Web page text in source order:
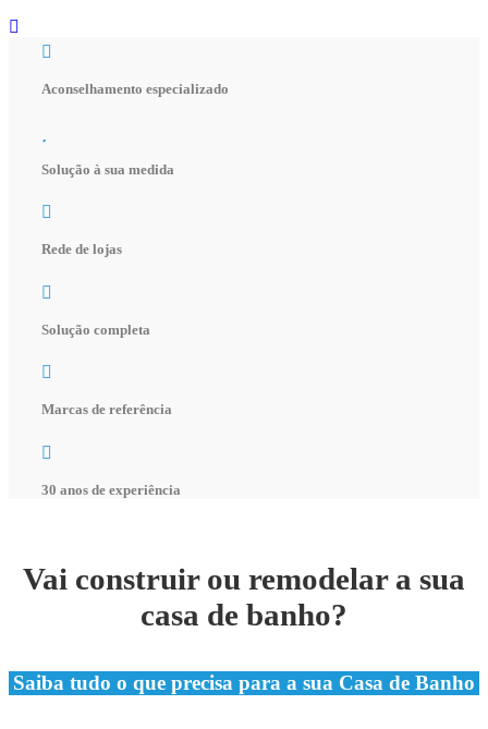
Aconselhamento especializado
Solução à sua medida
Rede de lojas
Solução completa
Marcas de referência
30 anos de experiência
Vai construir ou remodelar a sua
casa de banho?
Saiba tudo o que precisa para a sua Casa de Banho